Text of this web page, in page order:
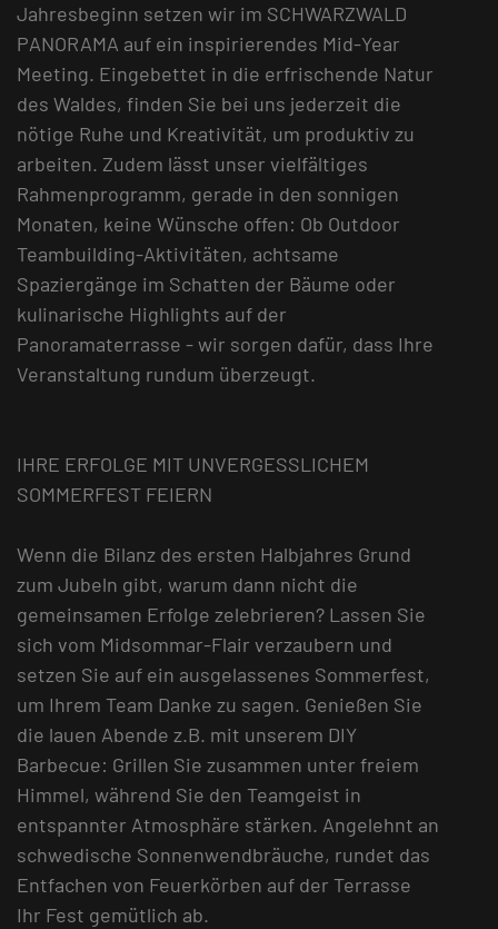
Jahresbeginn setzen wir im SCHWARZWALD
PANORAMA auf ein inspirierendes Mid-Year
Meeting. Eingebettet in die erfrischende Natur
des Waldes, finden Sie bei uns jederzeit die
nötige Ruhe und Kreativität, um produktiv zu
arbeiten. Zudem lässt unser vielfältiges
Rahmenprogramm, gerade in den sonnigen
Monaten, keine Wünsche offen: Ob Outdoor
Teambuilding-Aktivitäten, achtsame
Spaziergänge im Schatten der Bäume oder
kulinarische Highlights auf der
Panoramaterrasse - wir sorgen dafür, dass Ihre
Veranstaltung rundum überzeugt.
IHRE ERFOLGE MIT UNVERGESSLICHEM
SOMMERFEST FEIERN
Wenn die Bilanz des ersten Halbjahres Grund
zum Jubeln gibt, warum dann nicht die
gemeinsamen Erfolge zelebrieren? Lassen Sie
sich vom Midsommar-Flair verzaubern und
setzen Sie auf ein ausgelassenes Sommerfest,
um Ihrem Team Danke zu sagen. Genießen Sie
die lauen Abende z.B. mit unserem DIY
Barbecue: Grillen Sie zusammen unter freiem
Himmel, während Sie den Teamgeist in
entspannter Atmosphäre stärken. Angelehnt an
schwedische Sonnenwendbräuche, rundet das
Entfachen von Feuerkörben auf der Terrasse
Ihr Fest gemütlich ab.